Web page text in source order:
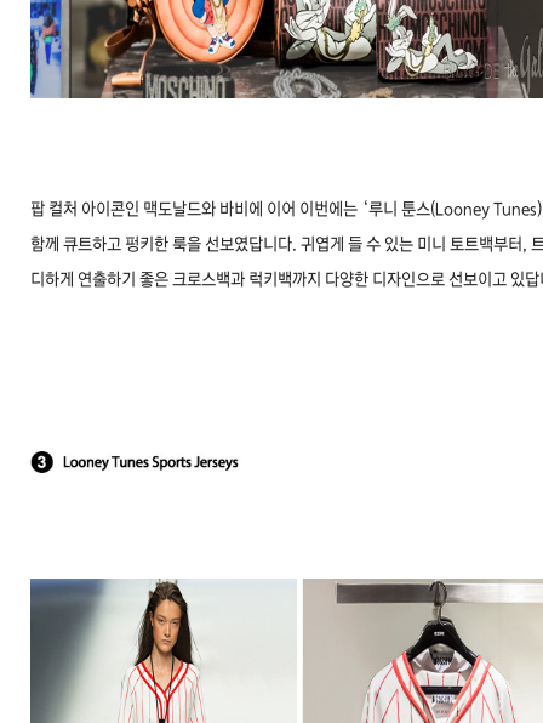
팝 컬처 아이콘인 맥도날드와 바비에 이어 이번에는 ‘루니 툰스(Looney
함께 큐트하고 펑키한 룩을 선보였답니다. 귀엽게 들 수 있는 미니 토트백부터,
디하게 연출하기 좋은 크로스백과 럭키백까지 다양한 디자인으로 선보이고 있